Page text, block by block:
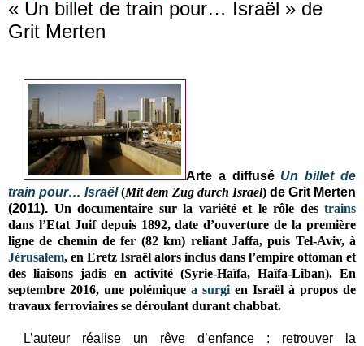
« Un billet de train pour… Israël » de
Grit Merten
Arte a diffusé Un billet de
train pour… Israël (Mit dem Zug durch Israel)de Grit Merten
(2011). Un documentaire sur la variété et le rôle des trains
dans l’Etat Juif depuis 1892, date d’ouverture de la première
ligne de chemin de fer (82 km) reliant Jaffa, puis Tel-Aviv, à
Jérusalem, en Eretz Israël alors inclus dans l’empire ottoman et
des liaisons jadis en activité (Syrie-Haïfa, Haïfa-Liban). En
septembre 2016, une polémique a surgi en Israël à propos de
travaux ferroviaires se déroulant durant chabbat.
L’auteur réalise un rêve d’enfance : retrouver la